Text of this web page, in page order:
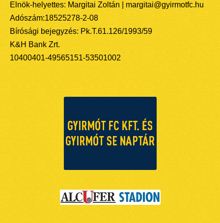
Elnök-helyettes: Margitai Zoltán | margitai@gyirmotfc.hu
Adószám:18525278-2-08
Bírósági bejegyzés: Pk.T.61.126/1993/59
K&H Bank Zrt.
10400401-49565151-53501002